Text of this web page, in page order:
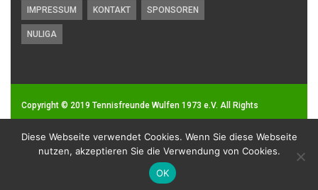
IMPRESSUM KONTAKT SPONSOREN
NULIGA
Copyright © 2019 Tennisfreunde Wulfen 1973 e.V. All Rights
Impressum| Datenschutz
Diese Webseite verwendet Cookies. Wenn Sie diese Webseite
nutzen, akzeptieren Sie die Verwendung von Cookies.
OK